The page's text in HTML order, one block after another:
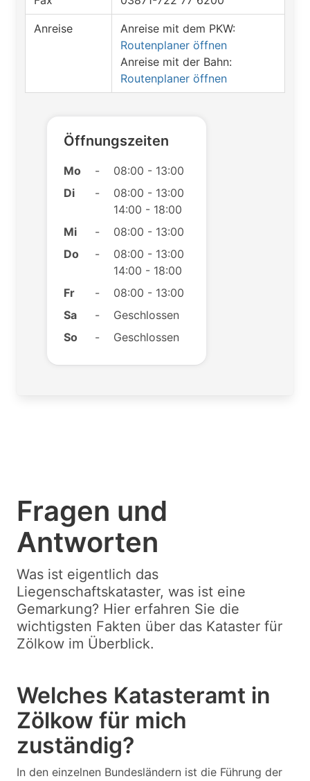
Anreise
Anreise mit dem PKW:
Routenplaner öffnen
Anreise mit der Bahn:
Routenplaner öffnen
Öffnungszeiten
Mo -
08:00 - 13:00
Di
-
08:00 - 13:00
14:00 - 18:00
Mi
-
08:00 - 13:00
Do
-
08:00 - 13:00
14:00 - 18:00
Fr
-
08:00 - 13:00
Sa
-
Geschlossen
So
- Geschlossen
Fragen und
Antworten
Was ist eigentlich das
Liegenschaftskataster, was ist eine
Gemarkung? Hier erfahren Sie die
wichtigsten Fakten über das Kataster für
Zölkow im Überblick.
Welches Katasteramt in
Zölkow für mich
zuständig?
In den einzelnen Bundesländern ist die Führung der